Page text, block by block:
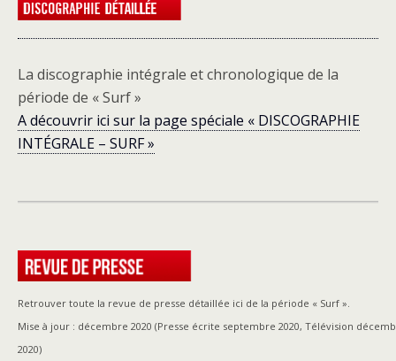
La discographie intégrale et chronologique de la
période de « Surf »
A découvrir ici sur la page spéciale « DISCOGRAPHIE
INTÉGRALE – SURF »
Retrouver toute la revue de presse détaillée ici de la période « Surf ».
Mise à jour : décembre 2020 (Presse écrite septembre 2020, Télévision
2020)